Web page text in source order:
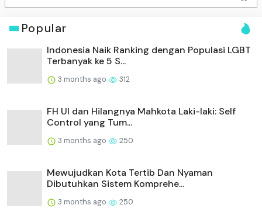
Popular
Indonesia Naik Ranking dengan Populasi LGBT
Terbanyak ke 5 S...
3 months ago 312
FH UI dan Hilangnya Mahkota Laki-laki: Self
Control yang Tum...
3 months ago 250
Mewujudkan Kota Tertib Dan Nyaman
Dibutuhkan Sistem Komprehe...
3 months ago 250